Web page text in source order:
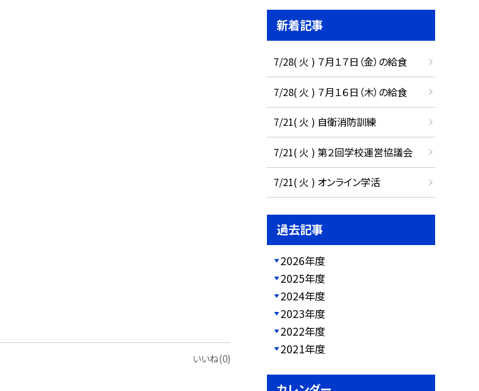
いいね(0)
新着記事
7/28( 火 ) ７月１７日（金）の給食
7/28( 火 ) ７月１６日（木）の給食
7/21( 火 ) 自衛消防訓練
7/21( 火 ) 第２回学校運営協議会
7/21( 火 ) オンライン学活
過去記事
2026年度
2025年度
2024年度
2023年度
2022年度
2021年度